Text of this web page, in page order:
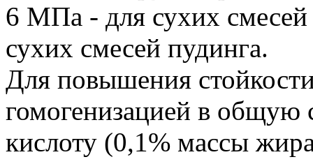
6 МПа - для сухих
сухих смесей пудинга.
Для повышения
гомогенизацией в общую
кислоту (0,1% массы